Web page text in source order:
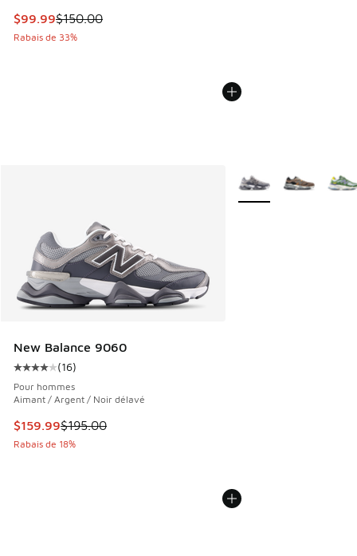
Cet article est en solde. Le prix est passé de $150.00 à
$99.99$150.00
Rabais de 33%
New Balance 9060
Cote moyenne du client - [4 sur 5 étoiles], 16
(16)
Pour hommes
Aimant / Argent / Noir délavé
Cet article est en solde. Le prix est passé de $195.00 à
$159.99$195.00
Rabais de 18%
Plus de couleurs